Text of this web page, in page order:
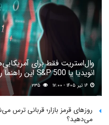
وال‌استریت فقط برای
انویدیا یا S&P 500 این راهنما را بخوانید
۲۳۵
روزهای قرمز بازار؛ قربانی ترس
می‌دهید؟